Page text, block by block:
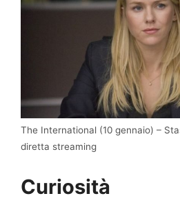
The International (10 gennaio) –
diretta streaming
Curiosità